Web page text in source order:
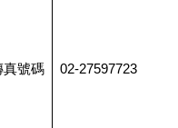
真號碼 02-27597723